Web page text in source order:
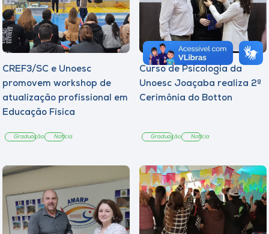
CREF3/SC e Unoesc
promovem workshop de
atualização profissional em
Educação Física
Graduação Notícia
Curso de Psicologia da
Unoesc Joaçaba realiza 2ª
Cerimônia do Botton
Graduação Notícia